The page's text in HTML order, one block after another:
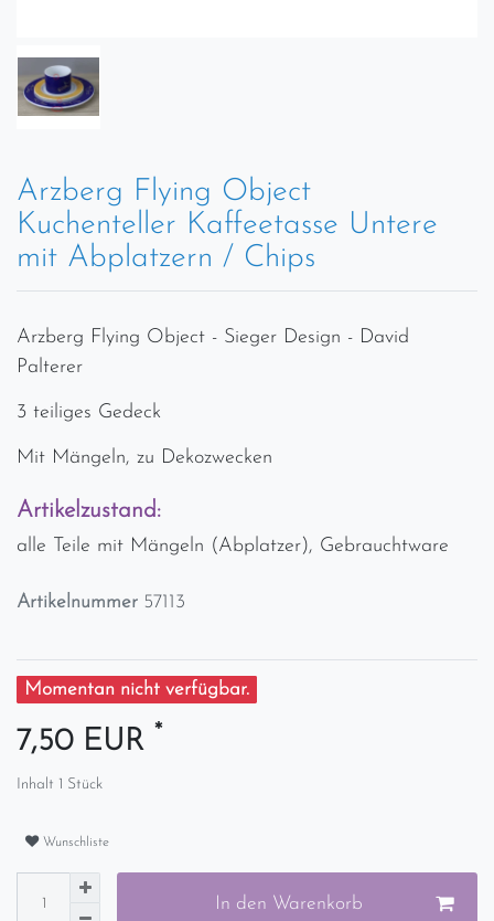
Arzberg Flying Object
Kuchenteller Kaffeetasse Untere
mit Abplatzern / Chips
Arzberg Flying Object - Sieger Design - David
Palterer
3 teiliges Gedeck
Mit Mängeln, zu Dekozwecken
Artikelzustand:
alle Teile mit Mängeln (Abplatzer), Gebrauchtware
Artikelnummer 57113
Momentan nicht verfügbar.
7,50 EUR *
Inhalt 1 Stück
Wunschliste
In den Warenkorb